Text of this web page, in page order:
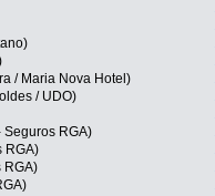
/ Maria Nova Hotel)
/ UDO)
Seguros RGA)
RGA)
RGA)